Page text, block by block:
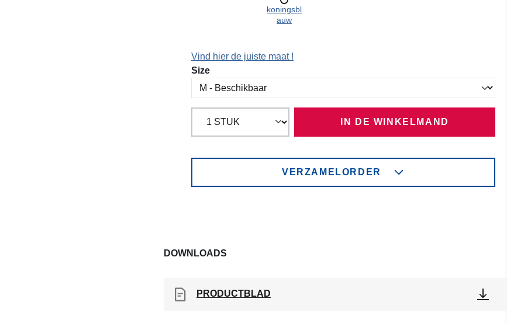
koningsbl
auw
Vind hier de juiste maat !
Selecteer
Size
IN DE WINKELMAND
VERZAMELORDER
DOWNLOADS
PRODUCTBLAD